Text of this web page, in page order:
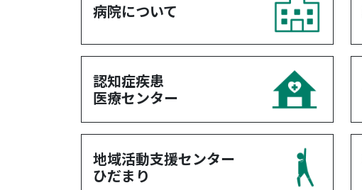
病院について
認知症疾患
医療センター
地域活動支援センター
ひだまり